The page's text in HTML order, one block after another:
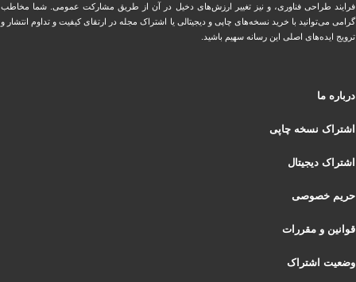
‏فرایند طراحی فناوری، و نیز تغییر ارزش‌های دخيل در آن از طریق مشاركت عمومی. شما مخاطب
گرامی می‌توانید با خرید نسخه‌های چاپی و دیجیتالی یا ‏اشتراک مجله در ارتقای کیفیت و تداوم انتشار و
ترویج ایده‌های اصلی این رسانه سهیم باشید.
درباره ما
اشتراک نسخه چاپی
اشتراک دیجیتال
حریم خصوصی
قوانین و مقررات
وضعیت اشتراک